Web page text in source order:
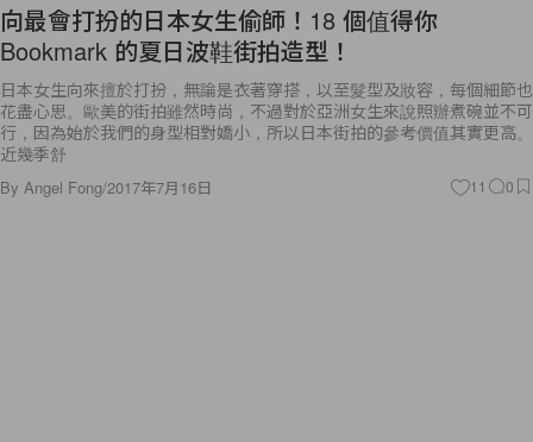
向最會打扮的日本女生偷師！18 個值得你
Bookmark 的夏日波鞋街拍造型！
日本女生向來擅於打扮，無論是衣著穿搭，以至髮型及妝容，每個細節也
花盡心思。歐美的街拍雖然時尚，不過對於亞洲女生來說照辦煮碗並不可
行，因為始於我們的身型相對嬌小，所以日本街拍的參考價值其實更高。
近幾季舒
By Angel Fong/2017年7月16日 11 0